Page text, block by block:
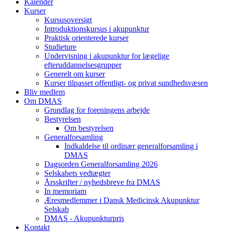
Kalender
Kurser
Kursusoversigt
Introduktionskursus i akupunktur
Praktisk orienterede kurser
Studieture
Undervisning i akupunktur for lægelige
efteruddannelsesgrupper
Generelt om kurser
Kurser tilpasset offentligt- og privat sundhedsvæsen
Bliv medlem
Om DMAS
Grundlag for foreningens arbejde
Bestyrelsen
Om bestyrelsen
Generalforsamling
Indkaldelse til ordinær generalforsamling i
DMAS
Dagsorden Generalforsamling 2026
Selskabets vedtægter
Årsskrifter / nyhedsbreve fra DMAS
In memoriam
Æresmedlemmer i Dansk Medicinsk Akupunktur
Selskab
DMAS - Akupunkturpris
Kontakt